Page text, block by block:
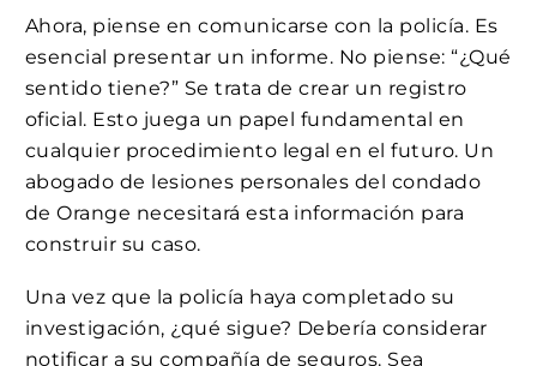
Ahora, piense en comunicarse con la policía. Es
esencial presentar un informe. No piense: “¿Qué
sentido tiene?” Se trata de crear un registro
oficial. Esto juega un papel fundamental en
cualquier procedimiento legal en el futuro. Un
abogado de lesiones personales del condado
de Orange necesitará esta información para
construir su caso.
Una vez que la policía haya completado su
investigación, ¿qué sigue? Debería considerar
notificar a su compañía de seguros. Sea